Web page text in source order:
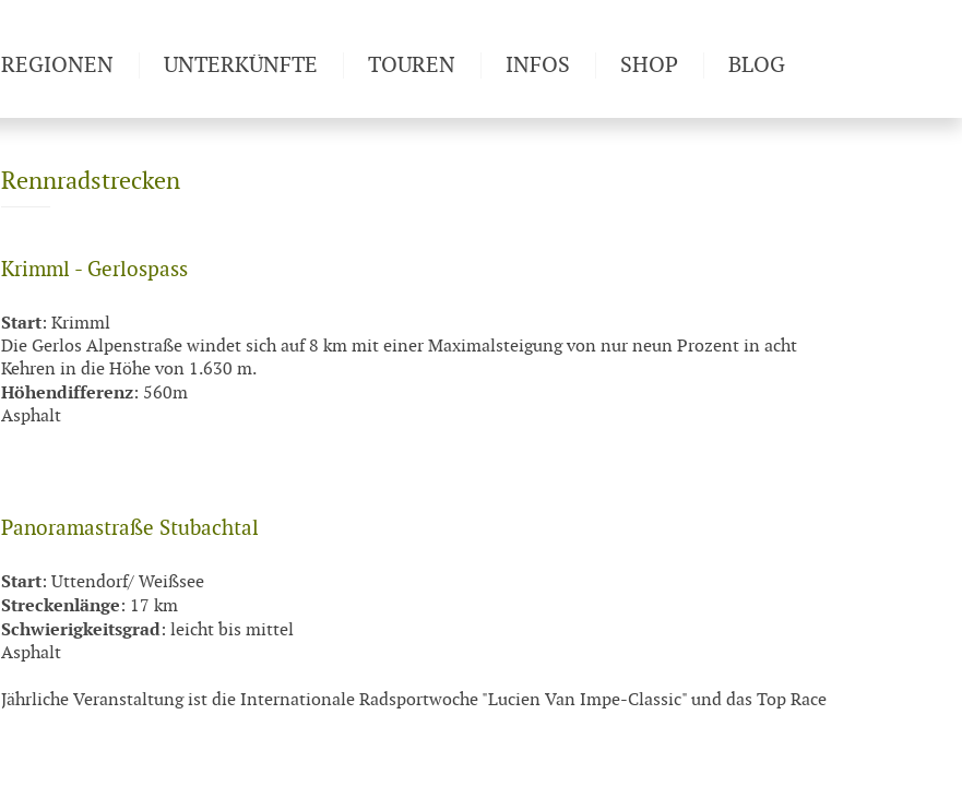
Rennradstrecken
Krimml - Gerlospass
Start: Krimml
Die Gerlos Alpenstraße windet sich auf 8 km mit einer Maximalsteigung von nur neun Prozent in acht
Kehren in die Höhe von 1.630 m.
Höhendifferenz: 560m
Asphalt
Panoramastraße Stubachtal
Start: Uttendorf/ Weißsee
Streckenlänge: 17 km
Schwierigkeitsgrad: leicht bis mittel
Asphalt
Jährliche Veranstaltung ist die Internationale Radsportwoche "Lucien Van Impe-Classic" und das Top Race
REGIONEN UNTERKÜNFTE TOUREN INFOS SHOP BLOG